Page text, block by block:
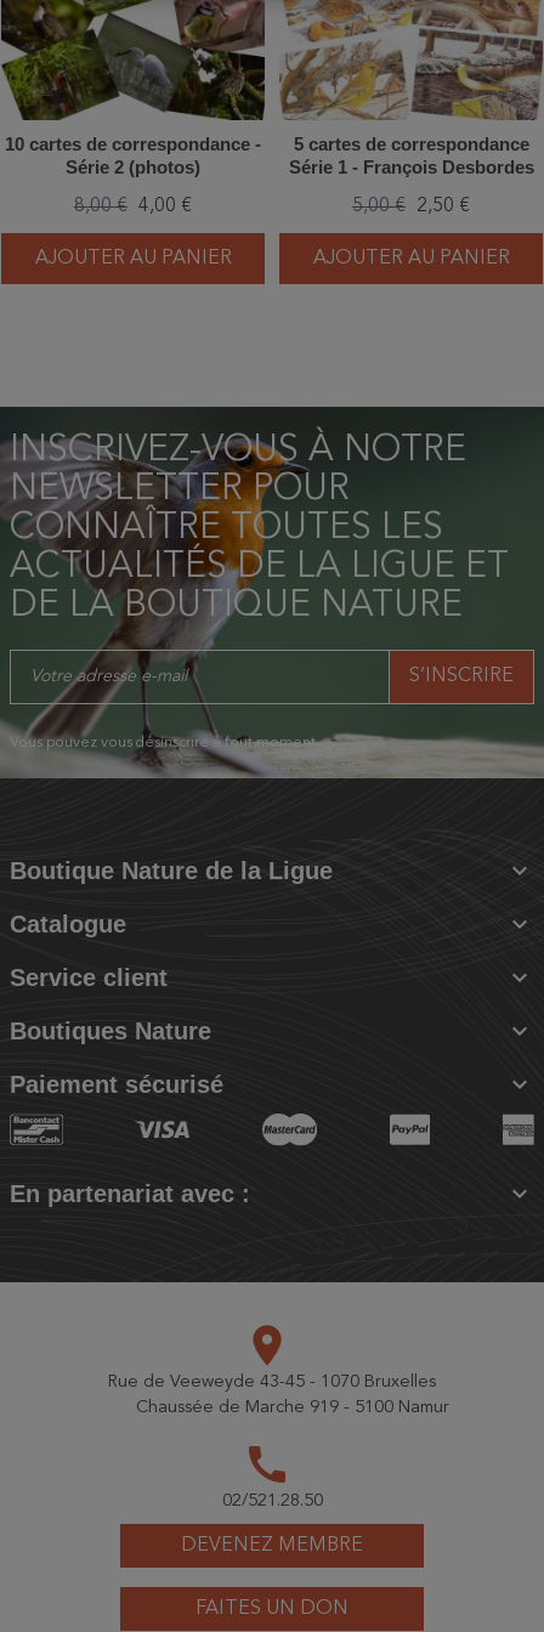
10 cartes de correspondance -
Série 2 (photos)
8,00 € 4,00 €
AJOUTER AU PANIER
5 cartes de correspondance
Série 1 - François Desbordes
5,00 € 2,50 €
AJOUTER AU PANIER
INSCRIVEZ-VOUS À NOTRE
NEWSLETTER POUR
CONNAÎTRE TOUTES LES
ACTUALITÉS DE LA LIGUE ET
DE LA BOUTIQUE NATURE
Vous pouvez vous désinscrire à tout moment.
Boutique Nature de la Ligue 
Catalogue 
Service client 
Boutiques Nature 
Paiement sécurisé 
En partenariat avec : 
DEVENEZ MEMBRE
FAITES UN DON
place
Rue de Veeweyde 43-45 - 1070 Bruxelles
Chaussée de Marche 919 - 5100 Namur
call
02/521.28.50